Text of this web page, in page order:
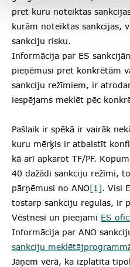
pret kuru noteiktas
kurām noteiktas sankcijas,
sankciju risku.
Informācija par ES
pieņēmusi pret konkrētām
sankciju režīmiem, ir
iespējams meklēt pēc
Pašlaik ir spēkā ir vairāk
kuru mērķis ir atbalstīt
kā arī apkarot TF/PF.
40 dažādi sankciju režīmi,
pārņēmusi no ANO[1]. Visi
tostarp sankciju regulas, ir
Vēstnesī un pieejami ES
Informācija par ANO
sankciju
Jāņem vērā, ka izplatīta